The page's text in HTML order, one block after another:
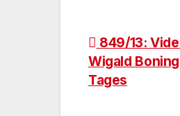
849/13:
Wigald
Tages